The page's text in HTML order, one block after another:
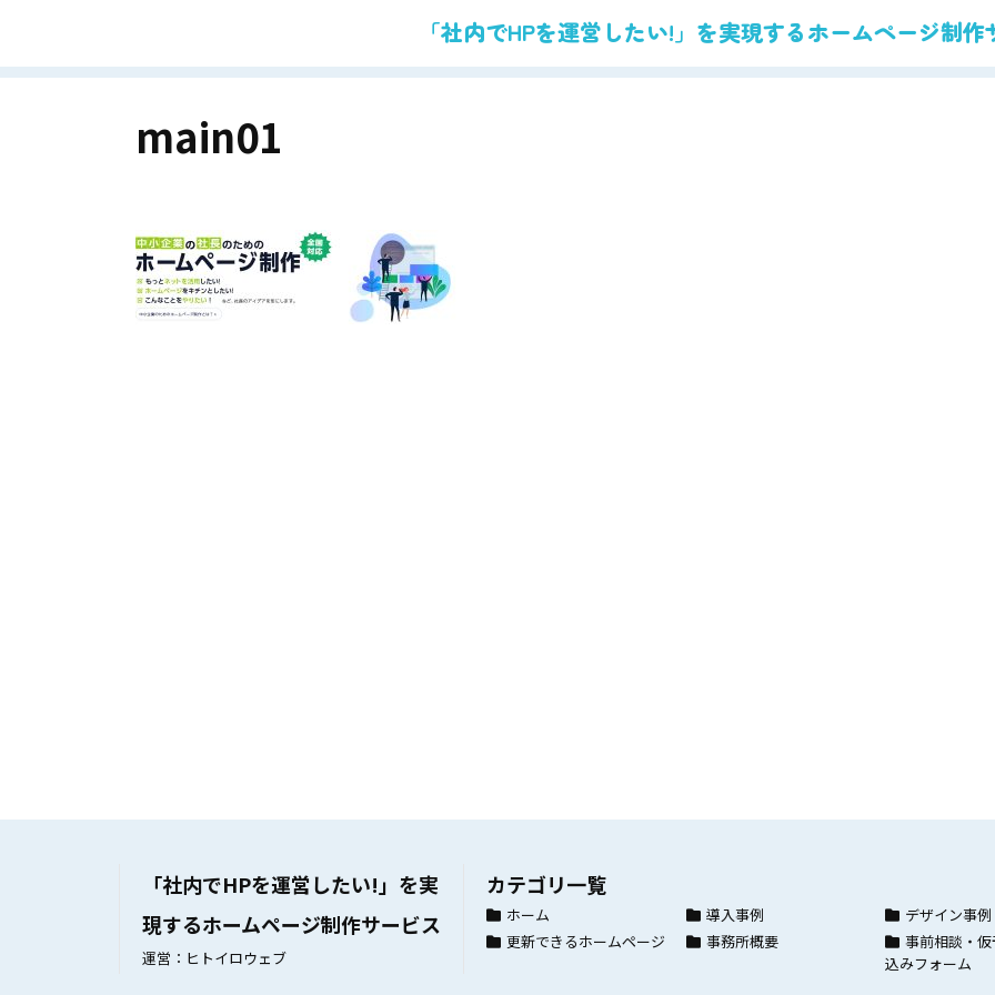
「社内でHPを運営したい!」を実現するホームページ制作
main01
「社内でHPを運営したい!」を実
現するホームページ制作サービス
運営：ヒトイロウェブ
カテゴリ一覧
ホーム 導入事例
デザイン事例
更新できるホームページ
事務所概要
事前相談・
込みフォーム